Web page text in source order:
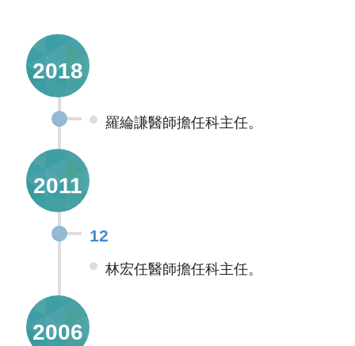
2018
羅綸謙醫師擔任科主任。
2011
12
林宏任醫師擔任科主任。
2006